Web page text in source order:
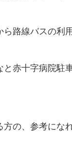
路線バスの利
赤十字病院駐
の、参考にな